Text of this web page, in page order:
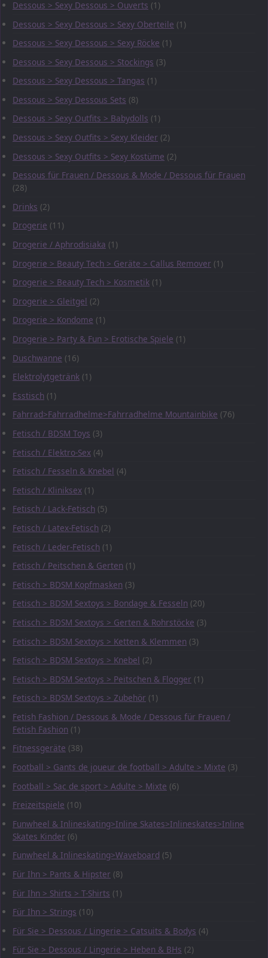
Dessous > Sexy Dessous > Ouverts (1)
Dessous > Sexy Dessous > Sexy Oberteile (1)
Dessous > Sexy Dessous > Sexy Röcke (1)
Dessous > Sexy Dessous > Stockings (3)
Dessous > Sexy Dessous > Tangas (1)
Dessous > Sexy Dessous Sets (8)
Dessous > Sexy Outfits > Babydolls (1)
Dessous > Sexy Outfits > Sexy Kleider (2)
Dessous > Sexy Outfits > Sexy Kostüme (2)
Dessous für Frauen / Dessous & Mode / Dessous für Frauen
(28)
Drinks (2)
Drogerie (11)
Drogerie / Aphrodisiaka (1)
Drogerie > Beauty Tech > Geräte > Callus Remover (1)
Drogerie > Beauty Tech > Kosmetik (1)
Drogerie > Gleitgel (2)
Drogerie > Kondome (1)
Drogerie > Party & Fun > Erotische Spiele (1)
Duschwanne (16)
Elektrolytgetränk (1)
Esstisch (1)
Fahrrad>Fahrradhelme>Fahrradhelme Mountainbike (76)
Fetisch / BDSM Toys (3)
Fetisch / Elektro-Sex (4)
Fetisch / Fesseln & Knebel (4)
Fetisch / Kliniksex (1)
Fetisch / Lack-Fetisch (5)
Fetisch / Latex-Fetisch (2)
Fetisch / Leder-Fetisch (1)
Fetisch / Peitschen & Gerten (1)
Fetisch > BDSM Kopfmasken (3)
Fetisch > BDSM Sextoys > Bondage & Fesseln (20)
Fetisch > BDSM Sextoys > Gerten & Rohrstöcke (3)
Fetisch > BDSM Sextoys > Ketten & Klemmen (3)
Fetisch > BDSM Sextoys > Knebel (2)
Fetisch > BDSM Sextoys > Peitschen & Flogger (1)
Fetisch > BDSM Sextoys > Zubehör (1)
Fetish Fashion / Dessous & Mode / Dessous für Frauen /
Fetish Fashion (1)
Fitnessgeräte (38)
Football > Gants de joueur de football > Adulte > Mixte (3)
Football > Sac de sport > Adulte > Mixte (6)
Freizeitspiele (10)
Funwheel & Inlineskating>Inline Skates>Inlineskates>Inline
Skates Kinder (6)
Funwheel & Inlineskating>Waveboard (5)
Für Ihn > Pants & Hipster (8)
Für Ihn > Shirts > T-Shirts (1)
Für Ihn > Strings (10)
Für Sie > Dessous / Lingerie > Catsuits & Bodys (4)
Für Sie > Dessous / Lingerie > Heben & BHs (2)